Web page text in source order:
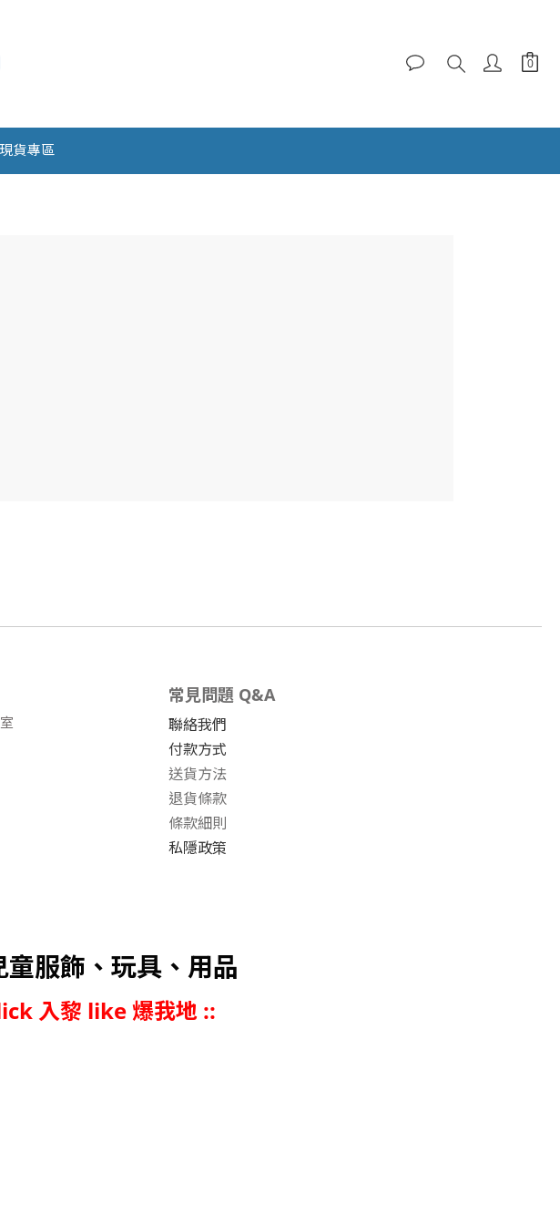
現貨專區
常見問題 Q&A
聯絡我們
付款方式
送貨方法
退貨條款
條款細則
私隱政策
服飾、玩具、用品
入黎 like 爆我地 ::